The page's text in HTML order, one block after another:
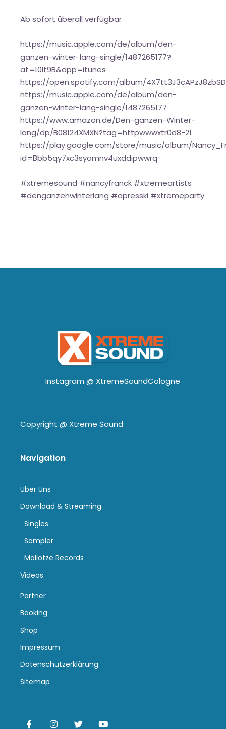
Ab sofort überall verfügbar
https://music.apple.com/de/album/den-
ganzen-winter-lang-single/1487265177?
at=10lt9B&app=itunes
https://open.spotify.com/album/
https://music.apple.com/de/album/den-
ganzen-winter-lang-single/1487265177
https://www.amazon.de/Den-ganzen-Winter-
lang/dp/B08124XMXN?tag=httpwwwxtr0d8-21
https://play.google.com/store/music/album/
id=Bbb5qy7xc3syomnv4uxddipwwrq
#xtremesound #nancyfranck #xtremeartists
#denganzenwinterlang #apresski #xtremeparty
Instagram @ XtremeSoundCologne
Copyright @ Xtreme Sound
Navigation
Über Uns
Download & Streaming
Singles
Sampler
Mallotze Records
Videos
Partner
Booking
Shop
Impressum
Datenschutzerklärung
Sitemap